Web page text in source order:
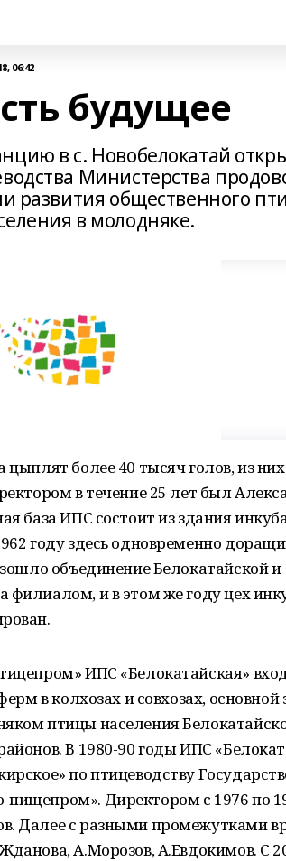
06:42
будущее
в с. Новобелокатай
Министерства
развития общественного
в молодняке.
более 40 тысяч голов, из них
в течение 25 лет был
база ИПС состоит из здания
году здесь одновременно
объединение Белокатайской и
и в этом же году цех
ИПС «Белокатайская»
в колхозах и совхозах, основной
птицы населения
В 1980-90 годы ИПС
по птицеводству
Директором с 1976 по
Далее с разными промежутками
А.Морозов, А.Евдокимов. С